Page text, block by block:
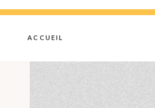
ACCUEIL